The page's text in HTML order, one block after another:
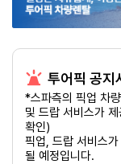
투어픽 공지
*스파측의 픽업 차
및 드랍 서비스가
확인)
픽업, 드랍 서비스
될 예정입니다.